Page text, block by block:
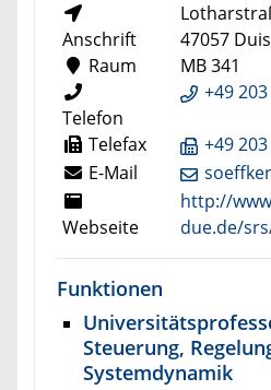
Anschrift
47057
Raum
MB 341
Telefon
+49
Telefax
+49
E-Mail
Webseite
http://
due.de/
Funktionen
Steuerung,
Systemdynamik